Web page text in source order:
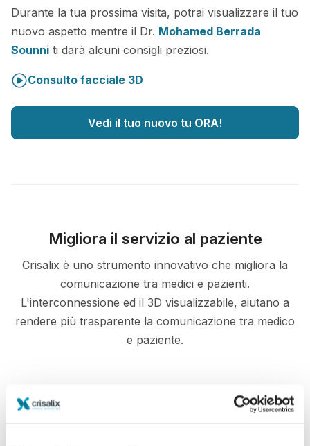
Durante la tua prossima visita, potrai visualizzare il tuo
nuovo aspetto mentre il Dr. Mohamed Berrada
Sounni ti darà alcuni consigli preziosi.
Consulto facciale 3D
Vedi il tuo nuovo tu ORA!
Migliora il servizio al paziente
Crisalix è uno strumento innovativo che migliora la
comunicazione tra medici e pazienti.
L'interconnessione ed il 3D visualizzabile, aiutano a
rendere più trasparente la comunicazione tra medico
e paziente.